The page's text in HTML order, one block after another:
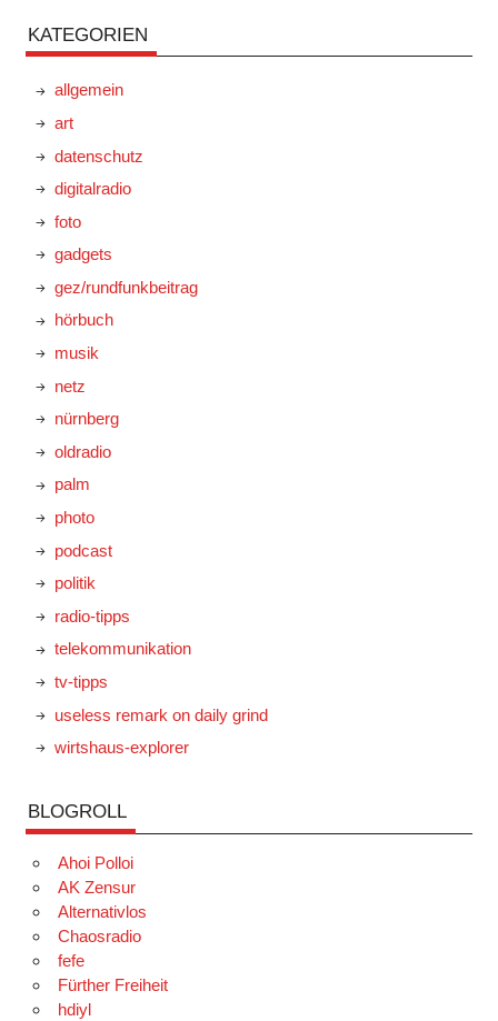
KATEGORIEN
allgemein
art
datenschutz
digitalradio
foto
gadgets
gez/rundfunkbeitrag
hörbuch
musik
netz
nürnberg
oldradio
palm
photo
podcast
politik
radio-tipps
telekommunikation
tv-tipps
useless remark on daily grind
wirtshaus-explorer
BLOGROLL
Ahoi Polloi
AK Zensur
Alternativlos
Chaosradio
fefe
Fürther Freiheit
hdiyl